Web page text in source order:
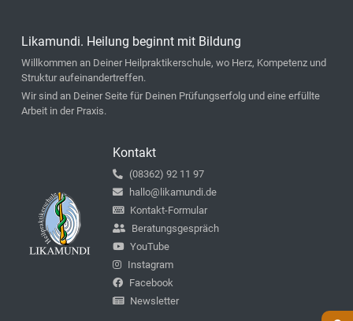
Likamundi. Heilung beginnt mit Bildung
Willkommen an Deiner Heilpraktikerschule, wo Herz, Kompetenz und
Struktur aufeinandertreffen.
Wir sind an Deiner Seite für Deinen Prüfungserfolg und eine erfüllte
Arbeit in der Praxis.
Kontakt
(08362) 92 11 97
hallo@likamundi.de
Kontakt-Formular
Beratungsgespräch
YouTube
Instagram
Facebook
Newsletter